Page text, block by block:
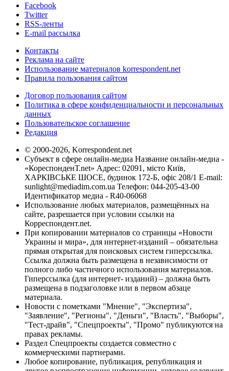
Facebook
Twitter
RSS-ленты
E-mail рассылка
Контакты
Реклама на сайте
Использование материалов korrespondent.net
Правила пользования сайтом
Договор пользования сайтом
Политика в сфере конфиденциальности и персональных
данных
Пользовательское соглашение
Редакция
© 2000-2026, Korrespondent.net
Субъект в сфере онлайн-медиа Название онлайн-медиа -
«КореспонденТ.net» Адрес: 02091, місто Київ,
ХАРКІВСЬКЕ ШОСЕ, будинок 172-Б, офіс 208/1 E-mail:
sunlight@mediadim.com.ua Телефон: 044-205-43-00
Идентификатор медиа - R40-06068
Использование любых материалов, размещённых на
сайте, разрешается при условии ссылки на
Корреспондент.net.
При копировании материалов со страницы «Новости
Украины и мира», для интернет-изданий – обязательна
прямая открытая для поисковых систем гиперссылка.
Ссылка должна быть размещена в независимости от
полного либо частичного использования материалов.
Гиперссылка (для интернет- изданий) – должна быть
размещена в подзаголовке или в первом абзаце
материала.
Новости с пометками "Мнение", "Экспертиза",
"Заявление", "Регионы", "Деньги", "Власть", "Выборы",
"Тест-драйв", "Спецпроекты", "Промо" публикуются на
правах рекламы.
Раздел Спецпроекты создается совместно с
коммерческими партнерами.
Любое копирование, публикация, републикация и